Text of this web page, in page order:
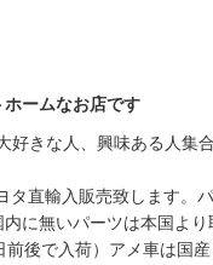
ホームなお店です
好きな人、興味ある人集
タ直輸入販売致します。
に無いパーツは本国より
前後で入荷）アメ車は国